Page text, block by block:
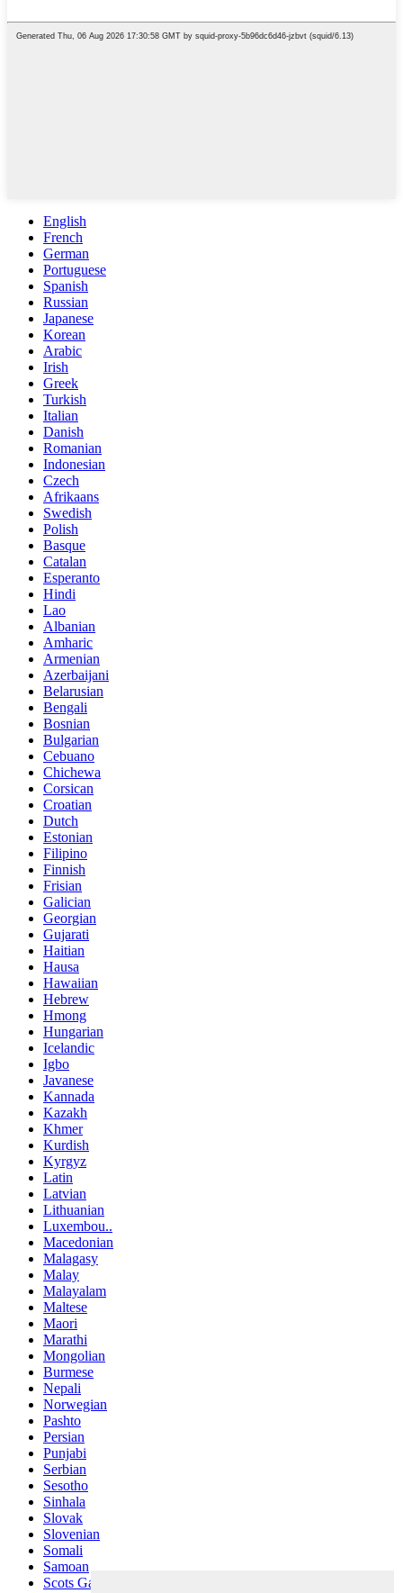
English
French
German
Portuguese
Spanish
Russian
Japanese
Korean
Arabic
Irish
Greek
Turkish
Italian
Danish
Romanian
Indonesian
Czech
Afrikaans
Swedish
Polish
Basque
Catalan
Esperanto
Hindi
Lao
Albanian
Amharic
Armenian
Azerbaijani
Belarusian
Bengali
Bosnian
Bulgarian
Cebuano
Chichewa
Corsican
Croatian
Dutch
Estonian
Filipino
Finnish
Frisian
Galician
Georgian
Gujarati
Haitian
Hausa
Hawaiian
Hebrew
Hmong
Hungarian
Icelandic
Igbo
Javanese
Kannada
Kazakh
Khmer
Kurdish
Kyrgyz
Latin
Latvian
Lithuanian
Luxembou..
Macedonian
Malagasy
Malay
Malayalam
Maltese
Maori
Marathi
Mongolian
Burmese
Nepali
Norwegian
Pashto
Persian
Punjabi
Serbian
Sesotho
Sinhala
Slovak
Slovenian
Somali
Samoan
Scots Gaelic